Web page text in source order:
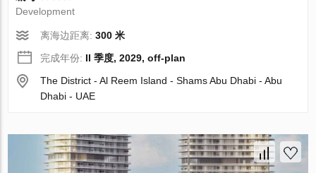
Development
离海边距离:300 米
完成年份: II 季度, 2029, off-plan
The District - Al Reem Island - Shams Abu Dhabi - Abu
Dhabi - UAE